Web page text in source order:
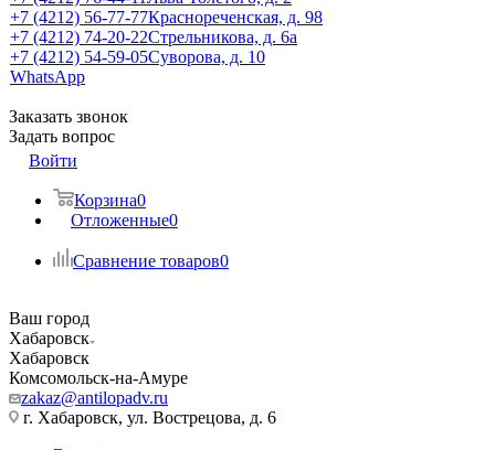
+7 (4212) 56-77-77Краснореченская, д. 98
+7 (4212) 74-20-22Стрельникова, д. 6а
+7 (4212) 54-59-05Суворова, д. 10
WhatsApp
Заказать звонок
Задать вопрос
Войти
Корзина0
Отложенные0
Сравнение товаров0
Ваш город
Хабаровск
Хабаровск
Комсомольск-на-Амуре
zakaz@antilopadv.ru
г. Хабаровск, ул. Вострецова, д. 6